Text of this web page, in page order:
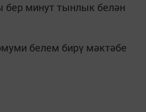
бер минут тынлык белән
белем бирү мәктәбе